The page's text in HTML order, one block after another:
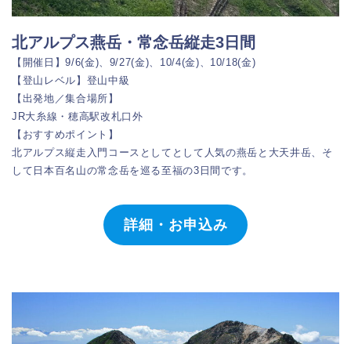
北アルプス燕岳・常念岳縦走3日間
【開催日】9/6(金)、9/27(金)、10/4(金)、10/18(金)
【登山レベル】登山中級
【出発地／集合場所】
JR大糸線・穂高駅改札口外
【おすすめポイント】
北アルプス縦走入門コースとしてとして人気の燕岳と大天井岳、そ
して日本百名山の常念岳を巡る至福の3日間です。
詳細・お申込み